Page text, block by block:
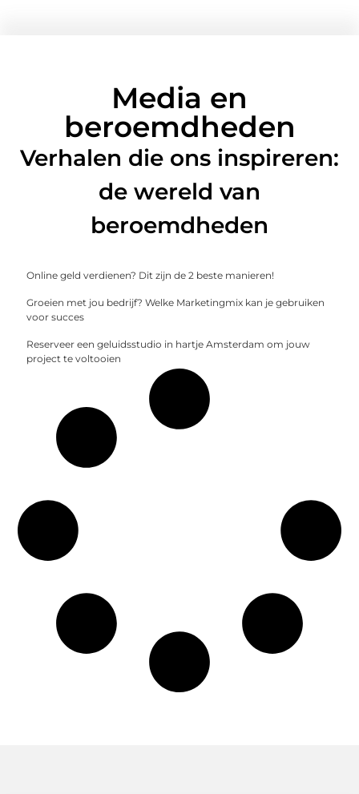
Media en
beroemdheden
Verhalen die ons inspireren:
de wereld van
beroemdheden
Online geld verdienen? Dit zijn de 2 beste manieren!
Groeien met jou bedrijf? Welke Marketingmix kan je gebruiken
voor succes
Reserveer een geluidsstudio in hartje Amsterdam om jouw
project te voltooien